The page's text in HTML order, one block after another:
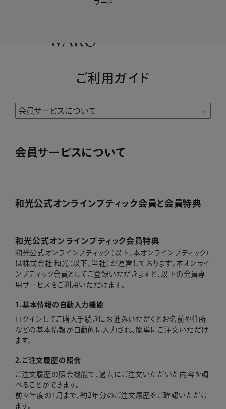
【会員様限定】夏のプレゼントキャンペーン開催中
フード
ご利用ガイド
会員サービスについて
和光公式オンラインブティック会員と会員特典
和光公式オンラインブティック会員特典
和光公式オンラインブティック（以下、本オンラインブティック）
は株式会社 和光（以下、当社）が運営しております。本オンライ
ンブティック会員としてご登録いただきますと、以下の会員専
用サービスをご利用いただけます。
1.基本情報の自動入力機能
ログインしてご購入手続きにお進みいただくとお名前や住所
などの基本情報が自動的に入力され、簡単にご注文いただけ
ます。
2.ご注文履歴の照会
ご注文履歴の照会機能で、過去にご注文いただいた内容を調
べることができます。
前々年度の1月まで、約2年分のご注文履歴をご確認いただけ
ます。